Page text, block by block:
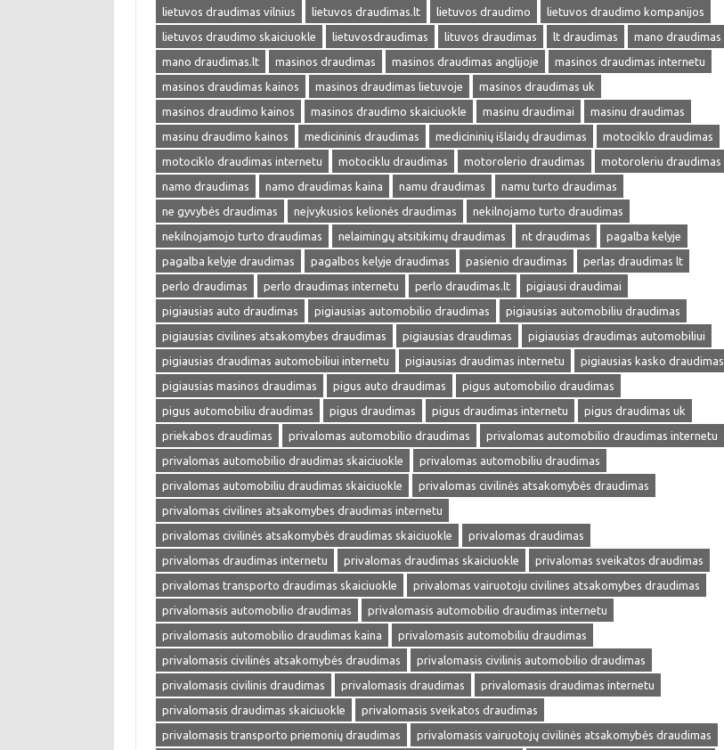
lietuvos draudimas vilnius
lietuvos draudimas.lt lietuvos draudimo
lietuvos draudimo kompanijos
lietuvos draudimo skaiciuokle
lietuvosdraudimas lituvos draudimas lt draudimas
mano draudimas
mano draudimas.lt
masinos draudimas masinos draudimas anglijoje
masinos draudimas internetu
masinos draudimas kainos
masinos draudimas lietuvoje
masinos draudimas uk
masinos draudimo kainos
masinos draudimo skaiciuokle masinu draudimai
masinu draudimas
masinu draudimo kainos
medicininis draudimas medicininių išlaidų draudimas
motociklo draudimas
motociklo draudimas internetu
motociklu draudimas motorolerio draudimas
motoroleriu draudimas
namo draudimas
namo draudimas kaina namu draudimas
namu turto draudimas
ne gyvybės draudimas
neįvykusios kelionės draudimas
nekilnojamo turto draudimas
nekilnojamojo turto draudimas
nelaimingų atsitikimų draudimas nt draudimas
pagalba kelyje
pagalba kelyje draudimas
pagalbos kelyje draudimas pasienio draudimas
perlas draudimas lt
perlo draudimas
perlo draudimas internetu perlo draudimas.lt
pigiausi draudimai
pigiausias auto draudimas
pigiausias automobilio draudimas
pigiausias automobiliu draudimas
pigiausias civilines atsakomybes draudimas
pigiausias draudimas
pigiausias draudimas automobiliui
pigiausias draudimas automobiliui internetu
pigiausias draudimas internetu
pigiausias kasko draudimas
pigiausias masinos draudimas
pigus auto draudimas
pigus automobilio draudimas
pigus automobiliu draudimas
pigus draudimas pigus draudimas internetu
pigus draudimas uk
priekabos draudimas
privalomas automobilio draudimas
privalomas automobilio draudimas internetu
privalomas automobilio draudimas skaiciuokle
privalomas automobiliu draudimas
privalomas automobiliu draudimas skaiciuokle
privalomas civilinės atsakomybės draudimas
privalomas civilines atsakomybes draudimas internetu
privalomas civilinės atsakomybės draudimas skaiciuokle
privalomas draudimas
privalomas draudimas internetu
privalomas draudimas skaiciuokle
privalomas sveikatos draudimas
privalomas transporto draudimas skaiciuokle
privalomas vairuotoju civilines atsakomybes draudimas
privalomasis automobilio draudimas
privalomasis automobilio draudimas internetu
privalomasis automobilio draudimas kaina
privalomasis automobiliu draudimas
privalomasis civilinės atsakomybės draudimas
privalomasis civilinis automobilio draudimas
privalomasis civilinis draudimas
privalomasis draudimas
privalomasis draudimas internetu
privalomasis draudimas skaiciuokle
privalomasis sveikatos draudimas
privalomasis transporto priemonių draudimas
privalomasis vairuotojų civilinės atsakomybės draudimas